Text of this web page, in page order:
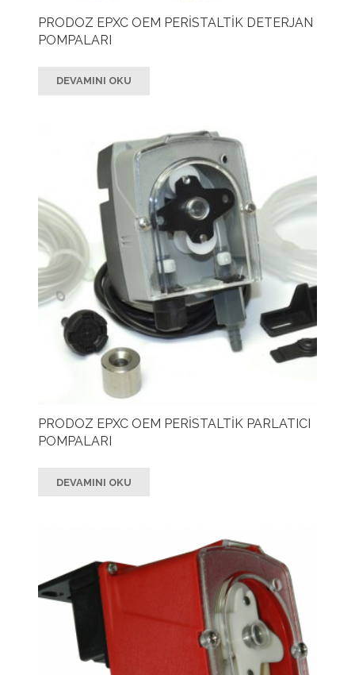
PRODOZ EPXC OEM PERİSTALTİK DETERJAN
POMPALARI
DEVAMINI OKU
PRODOZ EPXC OEM PERİSTALTİK PARLATICI
POMPALARI
DEVAMINI OKU